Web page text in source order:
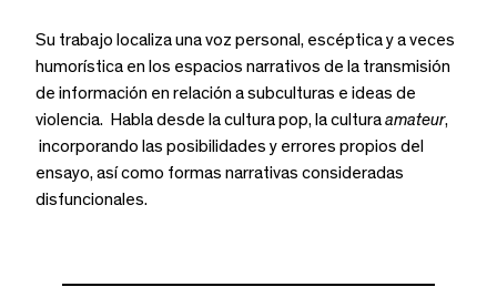
Su trabajo localiza una voz personal, escéptica y a veces
humorística en los espacios narrativos de la transmisión
de información en relación a subculturas e ideas de
violencia. Habla desde la cultura pop, la culturaamateur,
incorporando las posibilidades y errores propios del
ensayo, así como formas narrativas consideradas
disfuncionales.